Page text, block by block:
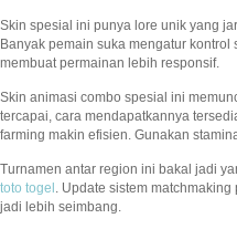
Skin spesial ini punya lore unik yang
Banyak pemain suka mengatur
membuat permainan lebih responsif.
Skin animasi combo spesial ini
tercapai, cara mendapatkannya
farming makin efisien. Gunakan
Turnamen antar region ini bakal jadi
toto togel . Update sistem
jadi lebih seimbang.